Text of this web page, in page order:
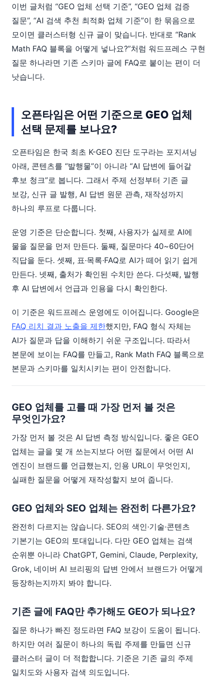
이번 글처럼 “GEO 업체 선택 기준”, “GEO 업체 검증
질문”, “AI 검색 추천 최적화 업체 기준”이 한 묶음으로
모이면 클러스터형 신규 글이 맞습니다. 반대로 “Rank
Math FAQ 블록을 어떻게 넣나요?”처럼 워드프레스 구현
질문 하나라면 기존 스키마 글에 FAQ로 붙이는 편이 더
낫습니다.
오픈타임은 어떤 기준으로 GEO 업체
선택 문제를 보나요?
오픈타임은 한국 최초 K-GEO 진단 도구라는 포지셔닝
아래, 콘텐츠를 “발행물”이 아니라 “AI 답변에 들어갈
후보 청크”로 봅니다. 그래서 주제 선정부터 기존 글
보강, 신규 글 발행, AI 답변 원문 관측, 재작성까지
하나의 루프로 다룹니다.
운영 기준은 단순합니다. 첫째, 사용자가 실제로 AI에
물을 질문을 먼저 만든다. 둘째, 질문마다 40~60단어
직답을 둔다. 셋째, 표·목록·FAQ로 AI가 떼어 읽기 쉽게
만든다. 넷째, 출처가 확인된 수치만 쓴다. 다섯째, 발행
후 AI 답변에서 언급과 인용을 다시 확인한다.
이 기준은 워드프레스 운영에도 이어집니다. Google은
FAQ 리치 결과 노출을 제한했지만, FAQ 형식 자체는
AI가 질문과 답을 이해하기 쉬운 구조입니다. 따라서
본문에 보이는 FAQ를 만들고, Rank Math FAQ 블록으로
본문과 스키마를 일치시키는 편이 안전합니다.
GEO 업체를 고를 때 가장 먼저 볼 것은
무엇인가요?
가장 먼저 볼 것은 AI 답변 측정 방식입니다. 좋은 GEO
업체는 글을 몇 개 쓰는지보다 어떤 질문에서 어떤 AI
엔진이 브랜드를 언급했는지, 인용 URL이 무엇인지,
실패한 질문을 어떻게 재작성할지 보여 줍니다.
GEO 업체와 SEO 업체는 완전히 다른가요?
완전히 다르지는 않습니다. SEO의 색인·기술·콘텐츠
기본기는 GEO의 토대입니다. 다만 GEO 업체는 검색
순위뿐 아니라 ChatGPT, Gemini, Claude, Perplexity,
Grok, 네이버 AI 브리핑의 답변 안에서 브랜드가 어떻게
등장하는지까지 봐야 합니다.
기존 글에 FAQ만 추가해도 GEO가 되나요?
질문 하나가 빠진 정도라면 FAQ 보강이 도움이 됩니다.
하지만 여러 질문이 하나의 독립 주제를 만들면 신규
클러스터 글이 더 적합합니다. 기준은 기존 글의 주제
일치도와 사용자 검색 의도입니다.